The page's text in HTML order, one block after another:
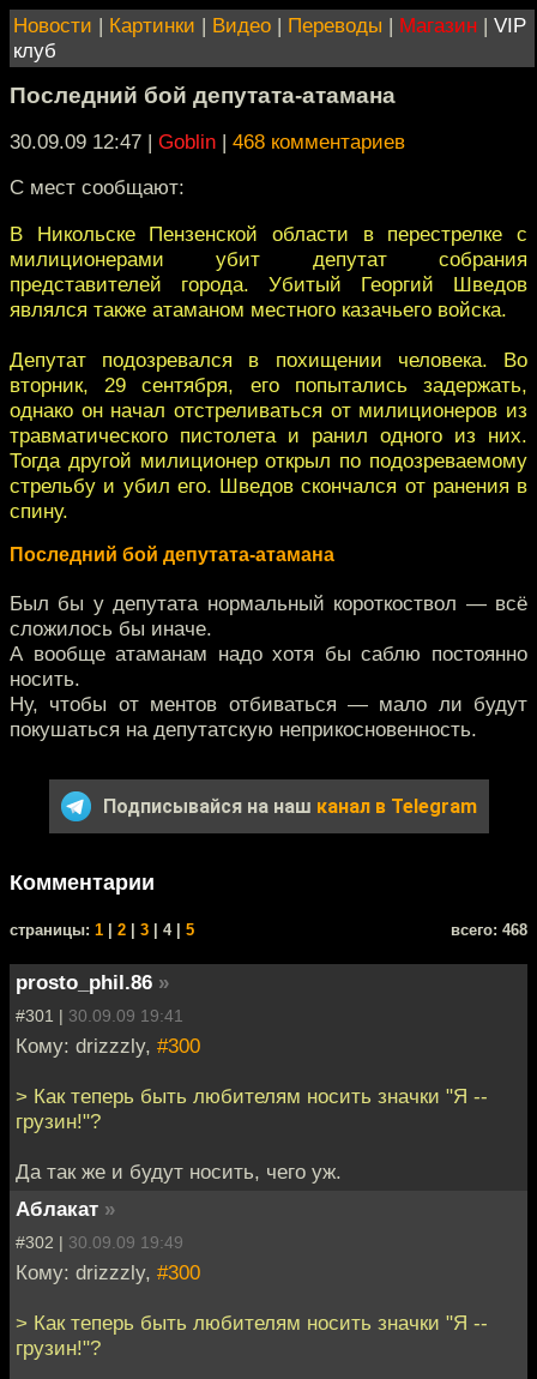
Новости | Картинки | Видео | Переводы | Магазин | VIP
клуб
Последний бой депутата-атамана
30.09.09 12:47 | Goblin | 468 комментариев
С мест сообщают:
В Никольске Пензенской области в перестрелке с
милиционерами убит депутат собрания
представителей города. Убитый Георгий Шведов
являлся также атаманом местного казачьего войска.
Депутат подозревался в похищении человека. Во
вторник, 29 сентября, его попытались задержать,
однако он начал отстреливаться от милиционеров из
травматического пистолета и ранил одного из них.
Тогда другой милиционер открыл по подозреваемому
стрельбу и убил его. Шведов скончался от ранения в
спину.
Последний бой депутата-атамана
Был бы у депутата нормальный короткоствол — всё
сложилось бы иначе.
А вообще атаманам надо хотя бы саблю постоянно
носить.
Ну, чтобы от ментов отбиваться — мало ли будут
покушаться на депутатскую неприкосновенность.
Подписывайся на наш канал в Telegram
Комментарии
cтраницы: 1 2 3 | 4 | 5 всего: 468
prosto_phil.86 »
#301 | 30.09.09 19:41
Кому: drizzzly, #300
> Как теперь быть любителям носить значки "Я --
грузин!"?
Да так же и будут носить, чего уж.
Аблакат »
#302 | 30.09.09 19:49
Кому: drizzzly, #300
> Как теперь быть любителям носить значки "Я --
грузин!"?